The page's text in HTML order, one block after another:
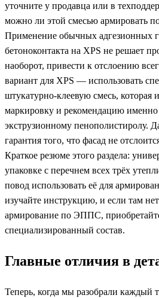
уточните у продавца или в
можно ли этой смесью армировать
Применение обычных адгезионных
бетоноконтакта на XPS не решает
наоборот, привести к отслоению
вариант для XPS — использовать
штукатурно-клеевую смесь, которая
маркировку и рекомендацию
экструзионному пенополистиролу.
гарантия того, что фасад не
Краткое резюме этого раздела:
упаковке с перечнем всех трёх
повод использовать её для
изучайте инструкцию, и если там
армирование по ЭППС,
специализированный состав.
Главные отличия в
Теперь, когда мы разобрали каждый